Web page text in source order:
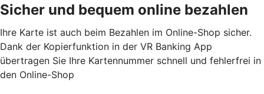
Sicher und bequem online bezahlen
Ihre Karte ist auch beim Bezahlen im Online-Shop sicher.
Dank der Kopierfunktion in der VR Banking App
übertragen Sie Ihre Kartennummer schnell und fehlerfrei in
den Online-Shop